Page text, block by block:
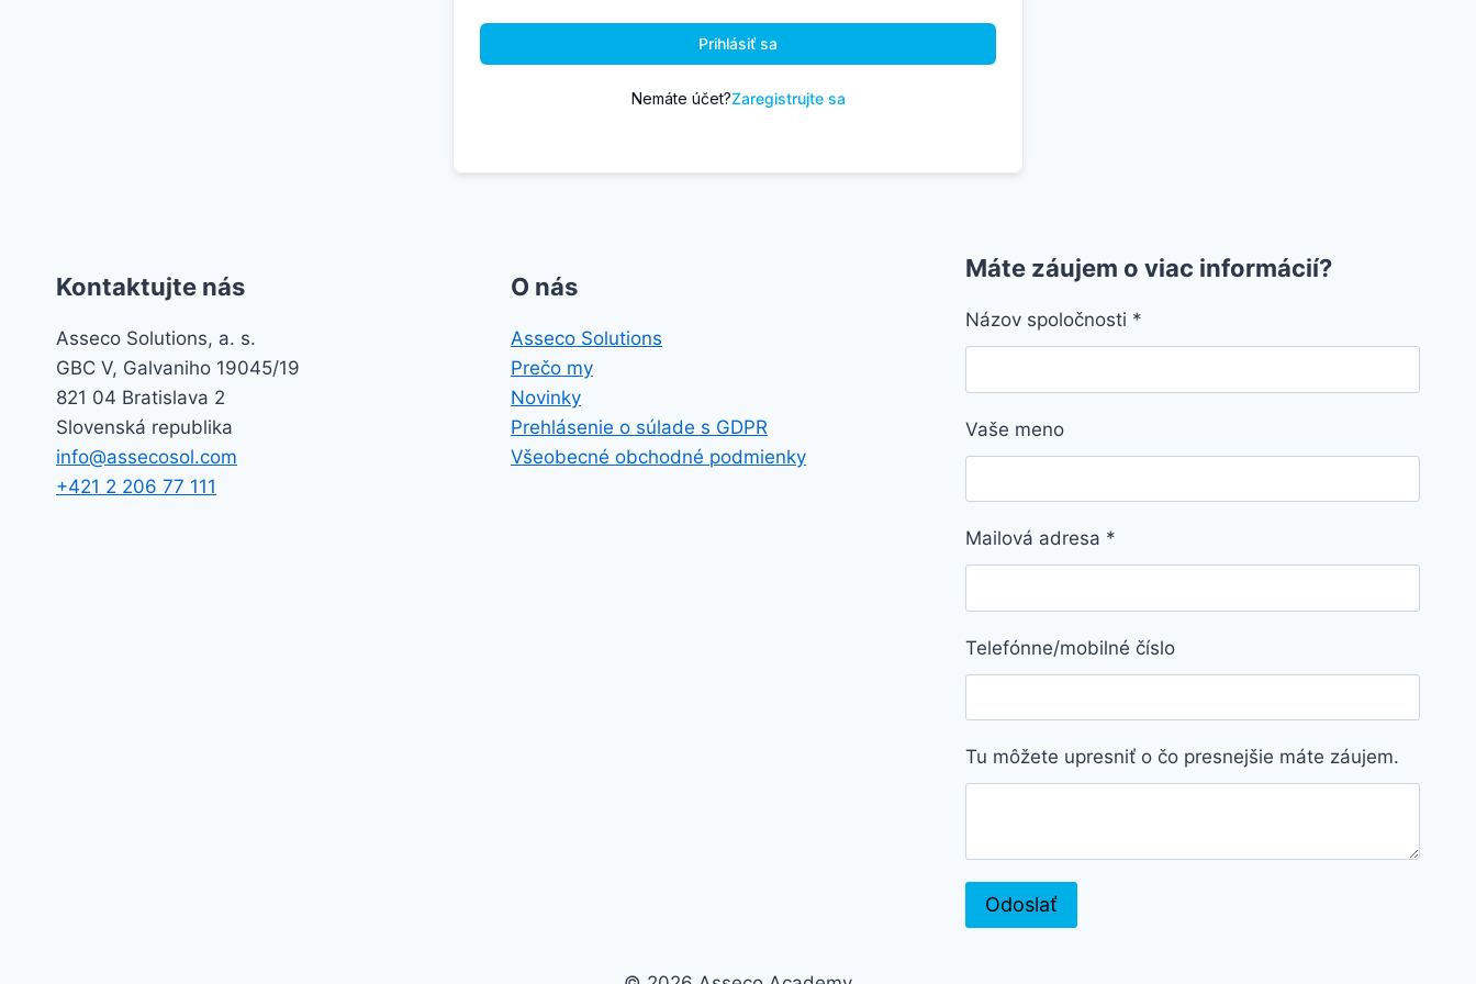
Prihlásiť sa
Nemáte účet?Zaregistrujte sa
Kontaktujte nás
Asseco Solutions, a. s.
GBC V, Galvaniho 19045/19
821 04 Bratislava 2
Slovenská republika
info@assecosol.com
+421 2 206 77 111
O nás
Asseco Solutions
Prečo my
Novinky
Prehlásenie o súlade s GDPR
Všeobecné obchodné podmienky
Máte záujem o viac informácií?
Názov spoločnosti *
Vaše meno
Mailová adresa *
Telefónne/mobilné číslo
Tu môžete upresniť o čo presnejšie máte záujem.
Odoslať